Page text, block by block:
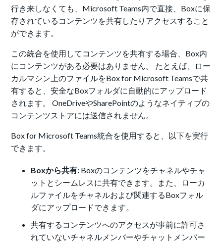
行き来しなくても、Microsoft Teams内で直接、Boxに保
存されているコンテンツを共有したりアクセスすること
ができます。
この統合を使用してコンテンツを共有する場合、Box内
にコンテンツがある必要はありません。 たとえば、ロー
カルマシン上のファイルをBox for Microsoft Teamsで共
有すると、安全なBoxフォルダに自動的にアップロード
されます。 OneDriveやSharePointのようなネイティブの
コンテンツストアには送信されません。
Box for Microsoft Teams統合を使用すると、以下を実行
できます。
Boxから共有: Boxのコンテンツをチャネルやチャ
ットとシームレスに共有できます。また、ローカ
ルファイルをチャネルおよび関連するBoxフォル
ダにアップロードできます。
共有するコンテンツへのアクセスが事前に許可さ
れていないチャネルメンバーやチャットメンバー